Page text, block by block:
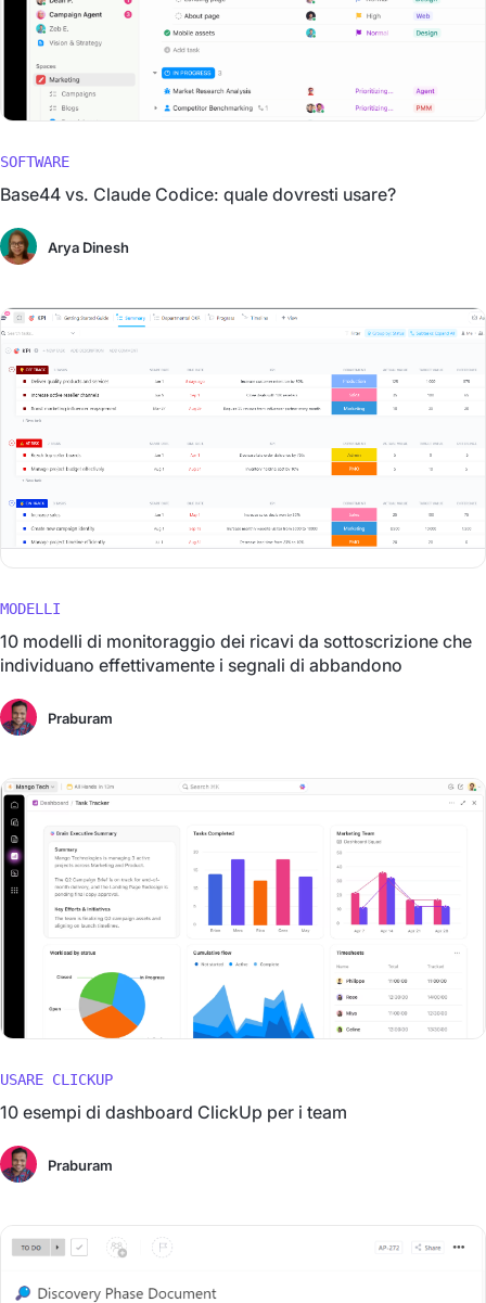
SOFTWARE
Base44 vs. Claude Codice: quale dovresti usare?
Arya Dinesh
MODELLI
10 modelli di monitoraggio dei ricavi da sottoscrizione che
individuano effettivamente i segnali di abbandono
Praburam
USARE CLICKUP
10 esempi di dashboard ClickUp per i team
Praburam